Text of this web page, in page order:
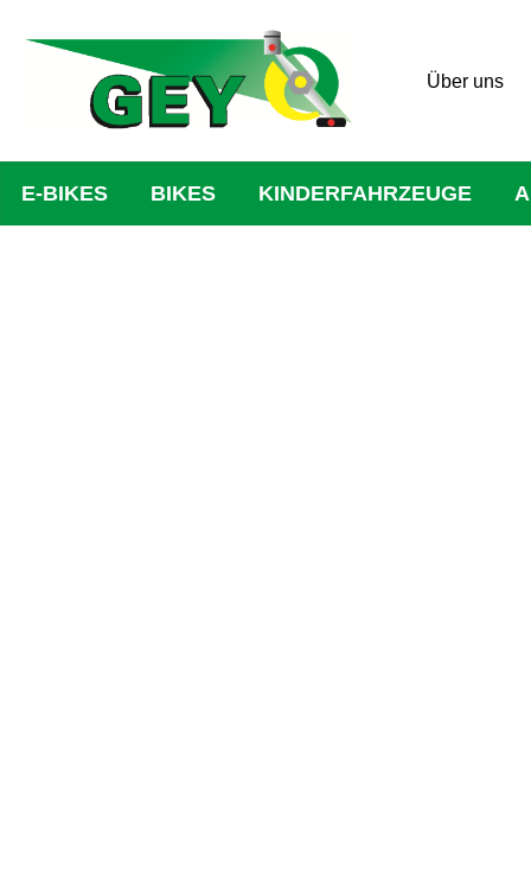
Über uns
E-BIKES BIKES KINDERFAHRZEUGE